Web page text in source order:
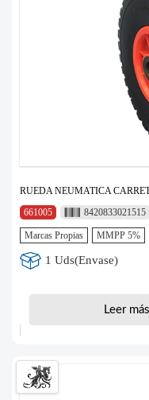
RUEDA NEUMATICA
661005
8420833021515
Marcas Propias MMPP 5%
1 Uds(Envase)
Leer más